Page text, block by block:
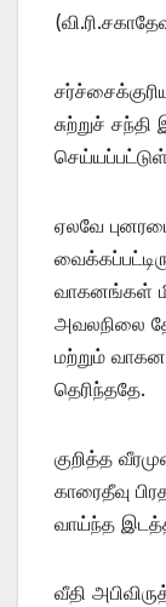
சுற்றுச்
ஏலவே
வாகனங்கள்
அவலநிலை
மற்றும்
தெரிந்ததே.
குறித்த
காரைதீவு
வாய்ந்த
வீதி